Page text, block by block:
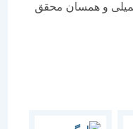
و همسان محقق